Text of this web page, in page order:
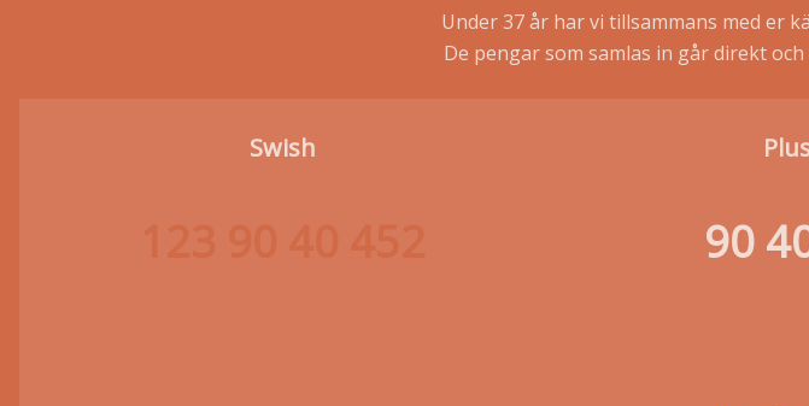
Under 37 år har vi tillsammans med er
De pengar som samlas in går direkt
Swish
90